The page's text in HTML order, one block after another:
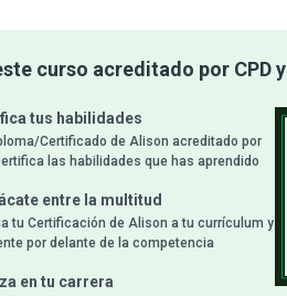
curso acreditado por CPD
tus habilidades
Certificado de Alison acreditado por
las habilidades que has aprendido
entre la multitud
tu Certificación de Alison a tu currículum y
por delante de la competencia
en tu carrera